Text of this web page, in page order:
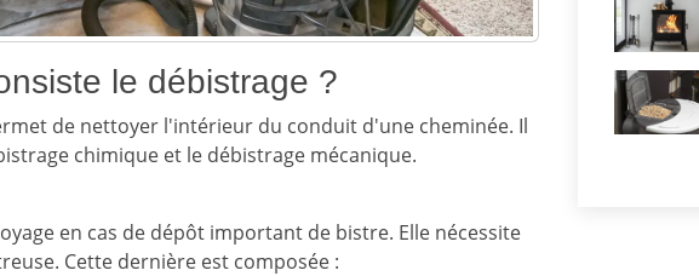
le débistrage ?
de nettoyer l'intérieur du conduit d'une cheminée. Il
chimique et le débistrage mécanique.
en cas de dépôt important de bistre. Elle nécessite
Cette dernière est composée :